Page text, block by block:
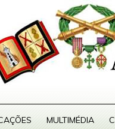
MULTIMÉDIA